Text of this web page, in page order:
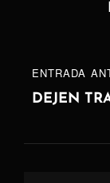
ENTRADA
ANTERIOR
ENTRADA
DEJEN